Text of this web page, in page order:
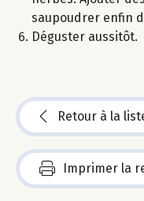
saupoudrer enfin
Déguster aussitôt.
Retour à la
Imprimer la